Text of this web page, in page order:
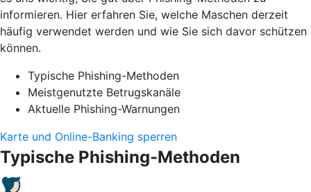
informieren. Hier erfahren Sie, welche Maschen derzeit
häufig verwendet werden und wie Sie sich davor schützen
können.
Typische Phishing-Methoden
Meistgenutzte Betrugskanäle
Aktuelle Phishing-Warnungen
Karte und Online-Banking sperren
Typische Phishing-Methoden